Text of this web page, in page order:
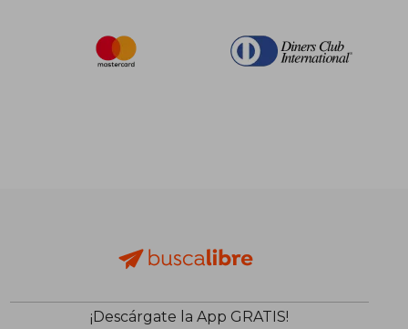
¡Descárgate la App GRATIS!